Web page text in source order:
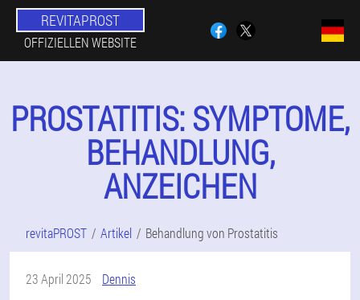
REVITAPROST
OFFIZIELLEN WEBSITE
PROSTATITIS: SYMPTOME,
BEHANDLUNG,
ANZEICHEN
revitaPROST Artikel Behandlung von Prostatitis
23 April 2025
Dennis